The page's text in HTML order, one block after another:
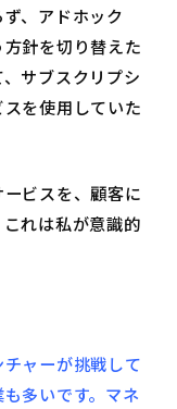
、アドホック
方針を切り替えた
サブスクリプシ
を使用していた
ビスを、顧客に
れは私が意識的
ャーが挑戦して
多いです。マネ